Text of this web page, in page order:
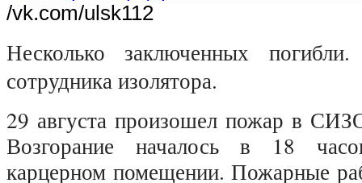
/vk.com/ulsk112
Несколько заключенных
сотрудника изолятора.
29 августа произошел пожар в
Возгорание началось в 18
карцерном помещении. Пожарные